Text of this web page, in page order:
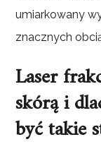
umiarkowany
znacznych
Laser
skórą i
być takie